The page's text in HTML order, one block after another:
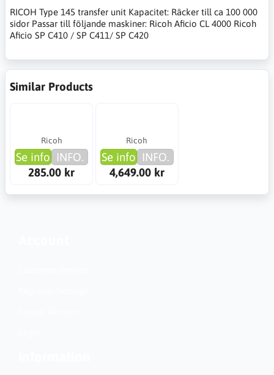
RICOH Type 145 transfer unit Kapacitet: Räcker till ca 100 000
sidor Passar till följande maskiner: Ricoh Aficio CL 4000 Ricoh
Aficio SP C410 / SP C411/ SP C420
Similar Products
Ricoh
Se info INFO.
285.00 kr
Ricoh
Se info INFO.
4,649.00 kr